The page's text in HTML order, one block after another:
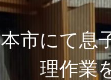
市にて息
理作業